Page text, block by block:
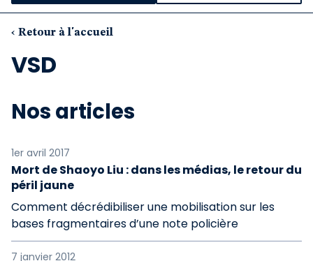
Nos propositions
Boutique
‹ Retour à l'accueil
VSD
Nos articles
1er avril 2017
Mort de Shaoyo Liu : dans les médias, le retour du
péril jaune
Comment décrédibiliser une mobilisation sur les
bases fragmentaires d’une note policière
7 janvier 2012